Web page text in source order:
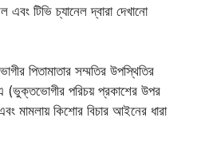
এবং টিভি চ্যানেল দ্বারা দেখানো
পিতামাতার সম্মতির উপস্থিতির
(ভুক্তভোগীর পরিচয় প্রকাশের উপর
মামলায় কিশোর বিচার আইনের ধারা